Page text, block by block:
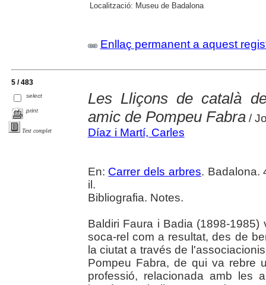
Localització: Museu de Badalona
Enllaç permanent a aquest
5 / 483
select
print
Text complet
Les Lliçons de català
amic de Pompeu Fabra/
Díaz i Martí, Carles
En: Carrer dels arbres. Badalona.
il.
Bibliografia. Notes.
Baldiri Faura i Badia (1898-
soca-rel com a resultat, des de
la ciutat a través de
Pompeu Fabra, de qui va rebre
professió, relacionada amb les